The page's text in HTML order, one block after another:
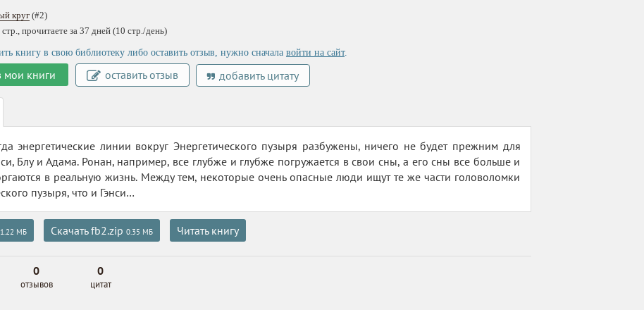
круг (#2)
прочитаете за 37 дней (10 стр./день)
книгу в свою библиотеку либо оставить отзыв, нужно сначала войти на сайт.
мои книги оставить отзыв добавить цитату
энергетические линии вокруг Энергетического пузыря разбужены, ничего не будет прежним для
Блу и Адама. Ронан, например, все глубже и глубже погружается в свои сны, а его сны все больше и
в реальную жизнь. Между тем, некоторые очень опасные люди ищут те же части головоломки
пузыря, что и Гэнси…
1.22 МБ Скачать fb2.zip 0.35 МБ Читать книгу
0
отзывов
0
цитат